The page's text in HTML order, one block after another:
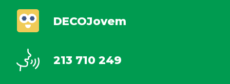
DECOJovem
213 710 249